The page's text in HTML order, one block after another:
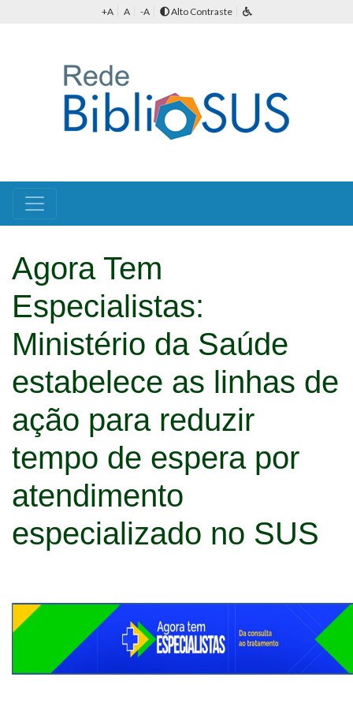
+A A -A Alto Contraste
Agora Tem
Especialistas:
Ministério da Saúde
estabelece as linhas de
ação para reduzir
tempo de espera por
atendimento
especializado no SUS